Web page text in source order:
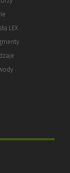
LEX